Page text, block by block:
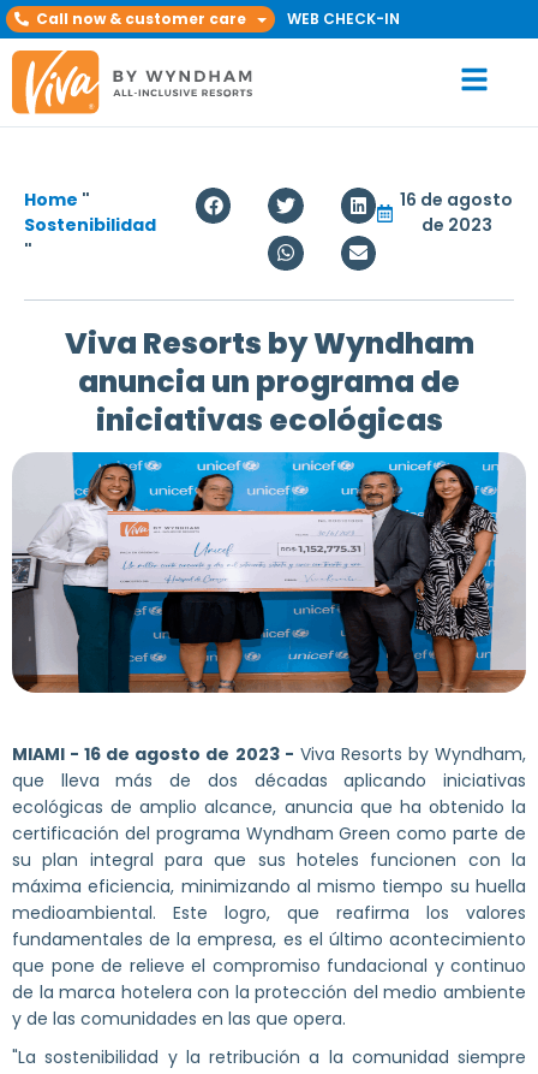
Call now & customer care WEB CHECK-IN
Home "
Sostenibilidad
"
16 de agosto
de 2023
Viva Resorts by Wyndham
anuncia un programa de
iniciativas ecológicas
MIAMI - 16 de agosto de 2023 - Viva Resorts by Wyndham,
que lleva más de dos décadas aplicando iniciativas
ecológicas de amplio alcance, anuncia que ha obtenido la
certificación del programa Wyndham Green como parte de
su plan integral para que sus hoteles funcionen con la
máxima eficiencia, minimizando al mismo tiempo su huella
medioambiental. Este logro, que reafirma los valores
fundamentales de la empresa, es el último acontecimiento
que pone de relieve el compromiso fundacional y continuo
de la marca hotelera con la protección del medio ambiente
y de las comunidades en las que opera.
"La sostenibilidad y la retribución a la comunidad siempre